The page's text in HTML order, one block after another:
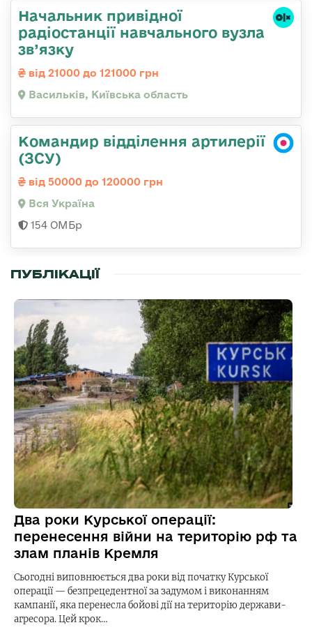
Начальник привідної
радіостанції навчального вузла
зв’язку
від 21000 до 121000 грн
Васильків, Київська область
Командир відділення артилерії
(ЗСУ)
від 50000 до 120000 грн
Вся Україна
154 ОМБр
ПУБЛІКАЦІЇ
Два роки Курської операції:
перенесення війни на територію рф та
злам планів Кремля
Сьогодні виповнюється два роки від початку Курської
операції — безпрецедентної за задумом і виконанням
кампанії, яка перенесла бойові дії на територію держави-
агресора. Цей крок…